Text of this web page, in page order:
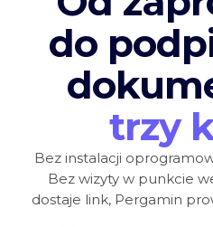
do
trzy
Bez instalacji
Bez wizyty w punkcie
dostaje link, Pergamin